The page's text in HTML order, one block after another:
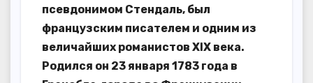
псевдонимом Стендаль, был
французским писателем и одним из
величайших романистов XIX века.
Родился он 23 января 1783 года в